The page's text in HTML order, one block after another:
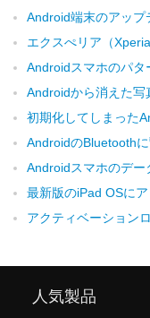
Android端末のアッ
エクスぺリア（
Androidスマホのパ
Androidから消えた
初期化してしまった
AndroidのBluetooth
Androidスマホのデ
最新版のiPad OSに
アクティベーション
人気製品